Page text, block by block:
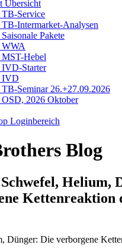
Übersicht
Service
Intermarket-Analysen
Pakete
Hebel
Starter
IVD
Seminar 26.+27.09.2026
2026 Oktober
Loginbereich
Blog
Schwefel, Helium,
Kettenreaktion